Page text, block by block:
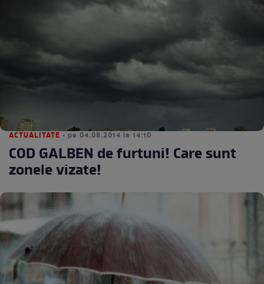
ACTUALITATE • pe 04.08.2014 la 14:10
COD GALBEN de furtuni! Care sunt
zonele vizate!